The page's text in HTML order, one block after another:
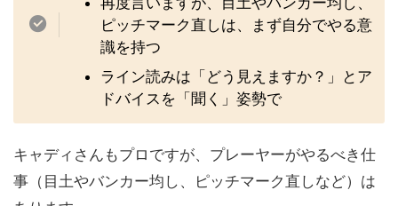
ピッチマーク直しは、まず自分でやる意
識を持つ
ライン読みは「どう見えますか？」とア
ドバイスを「聞く」姿勢で
キャディさんもプロですが、プレーヤーがやるべき仕
事（目土やバンカー均し、ピッチマーク直しなど）は